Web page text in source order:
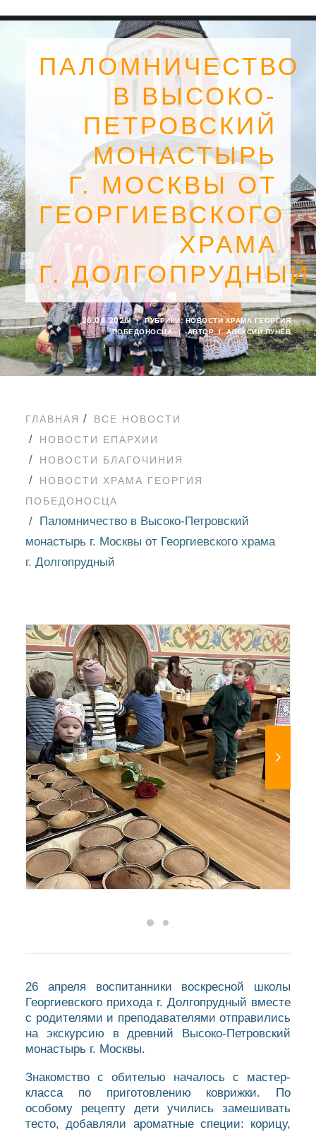
SEARCH
ПАЛОМНИЧЕСТВО
В ВЫСОКО-
ПЕТРОВСКИЙ
МОНАСТЫРЬ
Г. МОСКВЫ ОТ
ГЕОРГИЕВСКОГО
ХРАМА
Г. ДОЛГОПРУДНЫЙ
26.04.2026 | РУБРИКИ:НОВОСТИ ХРАМА ГЕОРГИЯ
ПОБЕДОНОСЦА
| АВТОР:I. АЛЕКСИЙ ЛУНЁВ
ГЛАВНАЯ
ВСЕ НОВОСТИ
НОВОСТИ ЕПАРХИИ
НОВОСТИ БЛАГОЧИНИЯ
НОВОСТИ ХРАМА ГЕОРГИЯ
ПОБЕДОНОСЦА
Паломничество в Высоко-Петровский
монастырь г. Москвы от Георгиевского храма
г. Долгопрудный
26 апреля воспитанники воскресной школы
Георгиевского прихода г. Долгопрудный вместе
с родителями и преподавателями отправились
на экскурсию в древний Высоко-Петровский
монастырь г. Москвы.
Знакомство с обителью началось с мастер-
класса по приготовлению коврижки. По
особому рецепту дети учились замешивать
тесто, добавляли ароматные специи: корицу,